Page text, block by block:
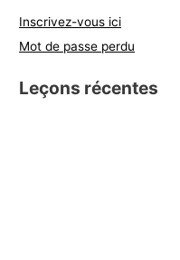
Inscrivez-vous ici
Mot de passe perdu
Leçons récentes